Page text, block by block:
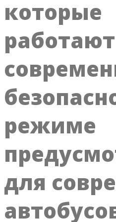
которые
режиме
для